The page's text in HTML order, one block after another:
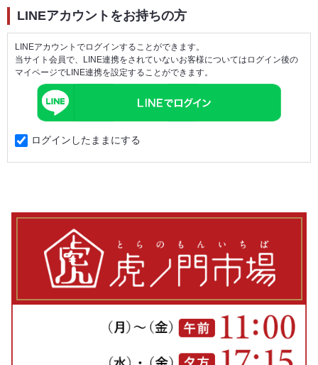
LINEアカウントをお持ちの方
LINEアカウントでログインすることができます。
当サイト会員で、LINE連携をされていないお客様についてはログイン後の
マイページでLINE連携を設定することができます。
ログインしたままにする